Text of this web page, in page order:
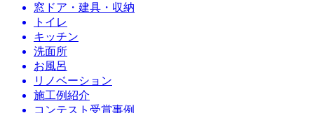
窓ドア・建具・収納
トイレ
キッチン
洗面所
お風呂
リノベーション
施工例紹介
コンテスト受賞事例